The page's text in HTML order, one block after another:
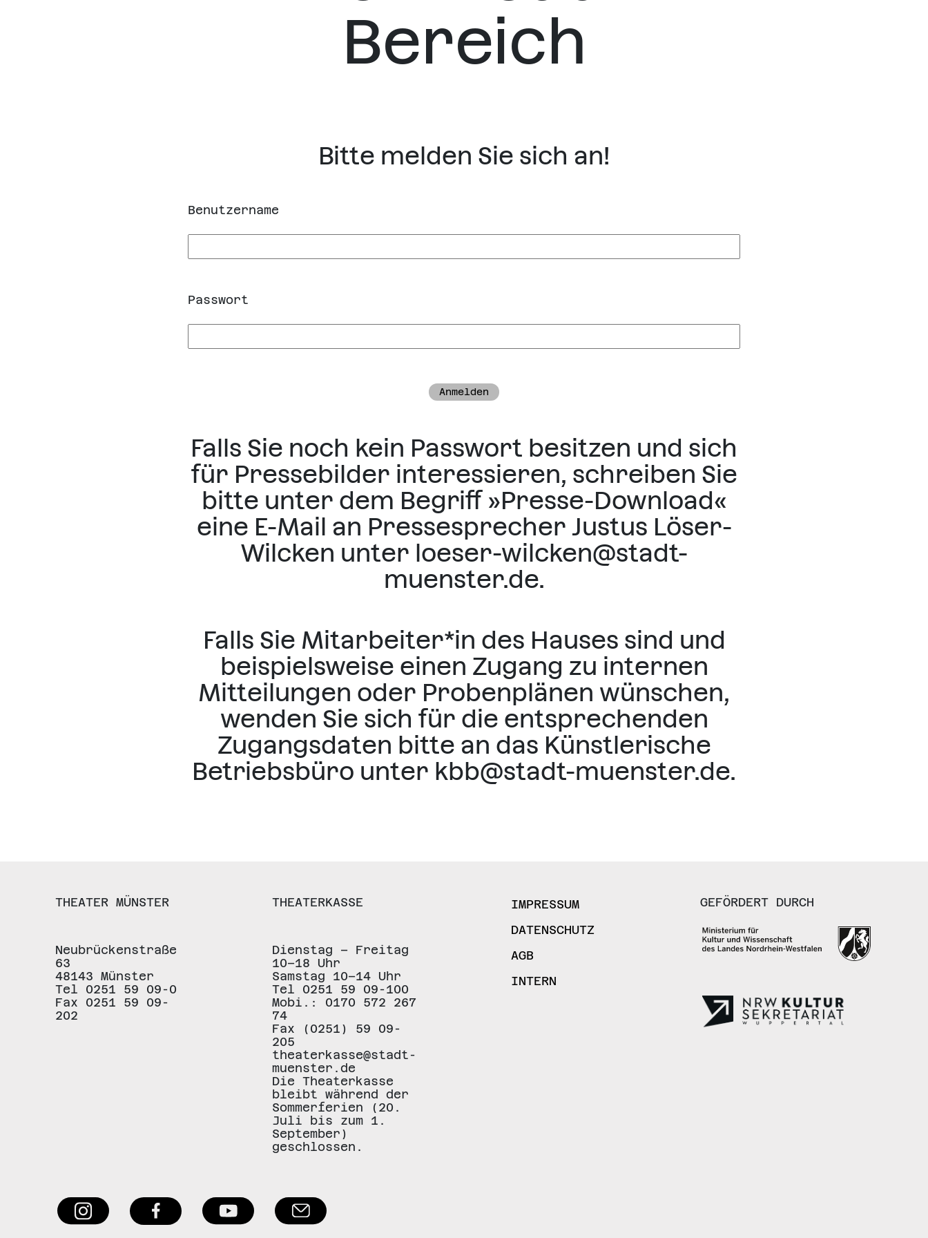
Bereich
Bitte melden Sie sich an!
Benutzername
Passwort
Anmelden
Falls Sie noch kein Passwort besitzen und sich
für Pressebilder interessieren, schreiben Sie
bitte unter dem Begriff »Presse-Download«
eine E-Mail an Pressesprecher Justus Löser-
Wilcken unter loeser-wilcken@stadt-
muenster.de.
Falls Sie Mitarbeiter*in des Hauses sind und
beispielsweise einen Zugang zu internen
Mitteilungen oder Probenplänen wünschen,
wenden Sie sich für die entsprechenden
Zugangsdaten bitte an das Künstlerische
Betriebsbüro unter kbb@stadt-muenster.de.
THEATER MÜNSTER
Neubrückenstraße
63
48143 Münster
Tel 0251 59 09-0
Fax 0251 59 09-
202
THEATERKASSE
Dienstag – Freitag
10–18 Uhr
Samstag 10–14 Uhr
Tel 0251 59 09-100
Mobi.: 0170 572 267
74
Fax (0251) 59 09-
205
theaterkasse@stadt-
muenster.de
Die Theaterkasse
bleibt während der
Sommerferien (20.
Juli bis zum 1.
September)
geschlossen.
IMPRESSUM
DATENSCHUTZ
AGB
INTERN
GEFÖRDERT DURCH